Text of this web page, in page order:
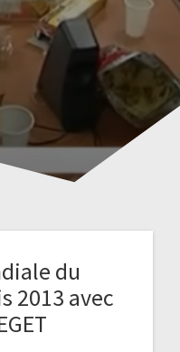
du
2013 avec